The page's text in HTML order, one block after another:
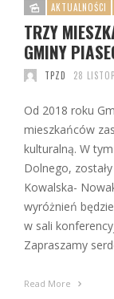
AKTUALNOŚCI
TRZY
GMINY
TPZD 28
Od 2018 roku
mieszkańców
kulturalną. W
Dolnego,
Kowalska-
wyróżnień
w sali
Zapraszamy
Read More